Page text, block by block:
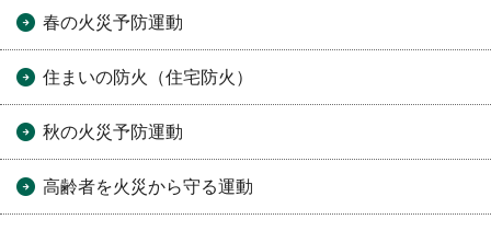
春の火災予防運動
住まいの防火（住宅防火）
秋の火災予防運動
高齢者を火災から守る運動